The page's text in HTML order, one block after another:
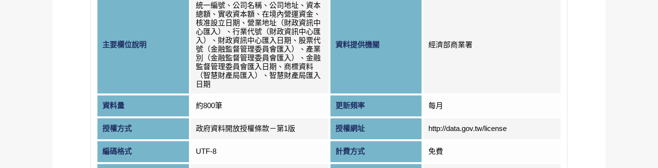
主要欄位說明
統一編號、公司名稱、公司地址、資本
總額、實收資本額、在境內營運資金、
核准設立日期、營業地址（財政資訊中
心匯入）、行業代號（財政資訊中心匯
入）、財政資訊中心匯入日期、股票代
號（金融監督管理委員會匯入）、產業
別（金融監督管理委員會匯入）、金融
監督管理委員會匯入日期、商標資料
（智慧財產局匯入）、智慧財產局匯入
日期
資料提供機關 經濟部商業署
資料量 約800筆 更新頻率 每月
授權方式 政府資料開放授權條款－第1版 授權網址 http://data.gov.tw/license
編碼格式 UTF-8 計費方式 免費